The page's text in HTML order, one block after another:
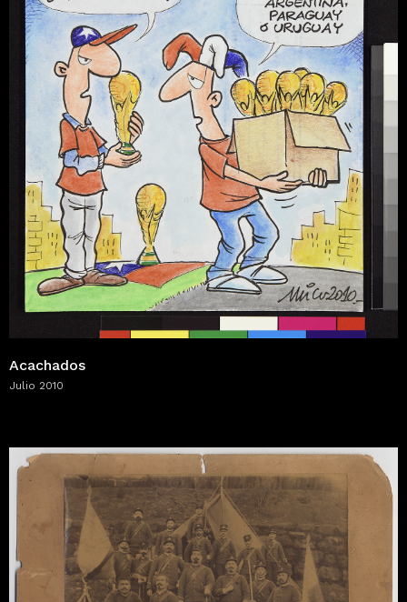
Acachados
Julio 2010